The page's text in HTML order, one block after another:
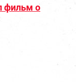
фильм о